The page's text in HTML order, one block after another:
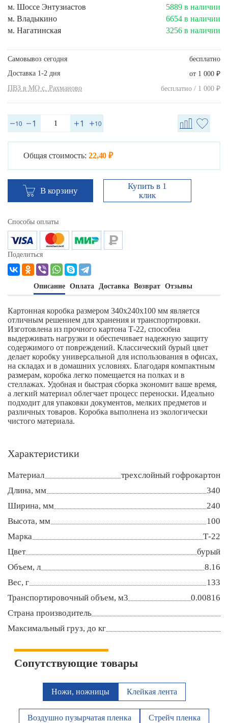
м. Шоссе Энтузиастов
5889 в наличии
м. Владыкино
6654 в наличии
м. Нагатинская
3256 в наличии
Самовывоз сегодня
бесплатно
Доставка 1-2 дня
от 1 000 ₽
ПВЗ в МО с. Рахманово бесплатно / 1 000 ₽
Общая стоимость: 22,40 ₽
В корзину
Купить в 1
клик
Способы оплаты
Поделиться
Описание Оплата Доставка Возврат Отзывы
Картонная коробка размером 340х240х100 мм является
отличным решением для хранения и транспортировки.
Изготовлена из прочного картона Т-22, способна
выдерживать нагрузки и обеспечивает надежную защиту
содержимого от повреждений. Классический бурый цвет
делает коробку универсальной для использования в офисах,
на складах и в домашних условиях. Благодаря компактным
размерам, коробка легко помещается на полках и в
стеллажах. Удобная и быстрая сборка экономит ваше время,
а легкий материал облегчает процесс переноски. Идеально
подходит для упаковки документов, мелких предметов и
различных товаров. Коробка выполнена из экологически
чистого материала.
Характеристики
Материал
трехслойный гофрокартон
Длина, мм
340
Ширина, мм
240
Высота, мм
100
Марка
Т-22
Цвет
бурый
Объем, л
8.16
Вес, г
133
Транспортировочный объем, м3
0.00816
Страна производитель
Максимальный груз, до кг
Сопутствующие товары
Ножи, ножницы Клейкая лента
Воздушно пузырчатая пленка Стрейч пленка